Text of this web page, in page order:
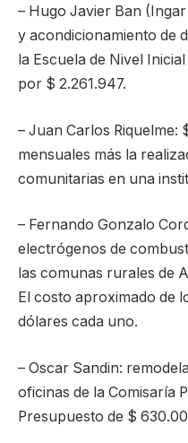
– Hugo Javier Ban
y acondicionamiento de
la Escuela de Nivel
por $ 2.261.947.
– Juan Carlos Riquelme:
mensuales más la
comunitarias en una
– Fernando Gonzalo
electrógenos de
las comunas rurales de
El costo aproximado de
dólares cada uno.
– Oscar Sandin:
oficinas de la Comisaría
Presupuesto de $